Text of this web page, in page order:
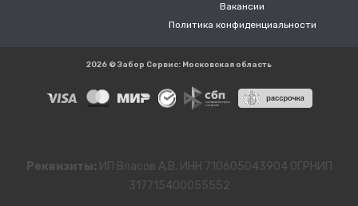
Вакансии
Политика конфиденциальности
2026 © Забор Сервис: Московская область
Реквизиты: ИП Власов А.В. ИНН 710605043904 ОГРНИП
317715400055552